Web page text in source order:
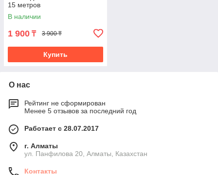
15 метров
В наличии
1 900 ₸ 3 900 ₸
Купить
О нас
Рейтинг не сформирован
Менее 5 отзывов за последний год
Работает с 28.07.2017
г. Алматы
ул. Панфилова 20, Алматы, Казахстан
Контакты